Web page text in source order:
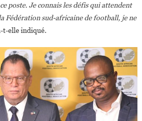
poste. Je connais les défis qui attendent
Fédération sud-africaine de football, je ne
t-elle indiqué.